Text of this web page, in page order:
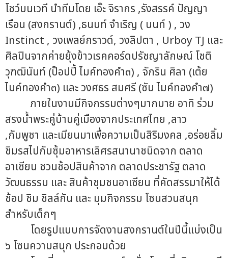
โชว์บนเวที นำทีมโดย เอ๊ะ จิรากร ,รังสรรค์ ปัญญา
เรือน (สงกรานต์) ,ธนนท์ จำเริญ ( นนท์ ) , วง
Instinct , วงเพลย์กราวด์, วงลิปตา , Urboy TJ และ
ศิลปินจากค่ายยุ้งข้าวเรคคอร์ดปรัชญาลักษณ์ โชติ
วุฑฒินันท์ (ป๊อปปี้ ไมค์ทองคำ๓) , จักริน ศิลา (เต้ย
ไมค์ทองคำ๓) และ วงศธร สมศรี (ซัน ไมค์ทองคำ๗)
ภายในงานมีกิจกรรมต่างๆมากมาย อาทิ ร่วม
สรงน้ำพระคู่บ้านคู่เมืองจากประเทศไทย ,ลาว
,กัมพูชา และเมียนมาเพื่อความเป็นสิริมงคล ,อร่อยลิ้ม
ชิมรสไปกับซุ้มอาหารเลิศรสนานาชนิดจาก ตลาด
อาเซียน ชวนช้อปสินค้าจาก ตลาดประชารัฐ ตลาด
วัฒนธรรม และ สินค้าชุมชนอาเซียน ที่คัดสรรมาให้ได้
ช้อป ชิม ชิลล์กัน และ มุมกิจกรรม โซนสวนสนุก
สำหรับเด็กๆ
โดยรูปแบบการจัดงานสงกรานต์ในปีนี้แบ่งเป็น
๖ โซนความสนุก ประกอบด้วย